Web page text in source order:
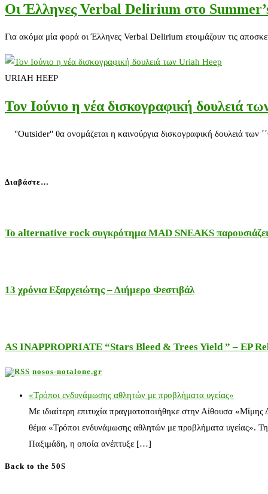
Οι Έλληνες Verbal Delirium στο
Για ακόμα μία φορά οι Έλληνες Verbal Delirium ετοιμάζουν τις
URIAH HEEP
Τον Ιούνιο η νέα δισκογραφική δουλειά
"Outsider" θα ονομάζεται η καινούργια δισκογραφική δουλειά των
Διαβάστε…
Το alternative rock συγκρότημα MAD SNEAKS
13 χρόνια Εξαρχειώτης – Διήμερο Φεστιβάλ
AS INAPPROPRIATE “Stars Bleed & Trees Yield ” – EP
nosos-notalone.gr
«Τρόποι ενδυνάμωσης αθλητών με προβλήματα υγείας»
Με ιδιαίτερη επιτυχία πραγματοποιήθηκε στην Αίθουσα
θέμα «Τρόποι ενδυνάμωσης αθλητών με προβλήματα υγείας».
Παξιμάδη, η οποία ανέπτυξε […]
Back to the 50S